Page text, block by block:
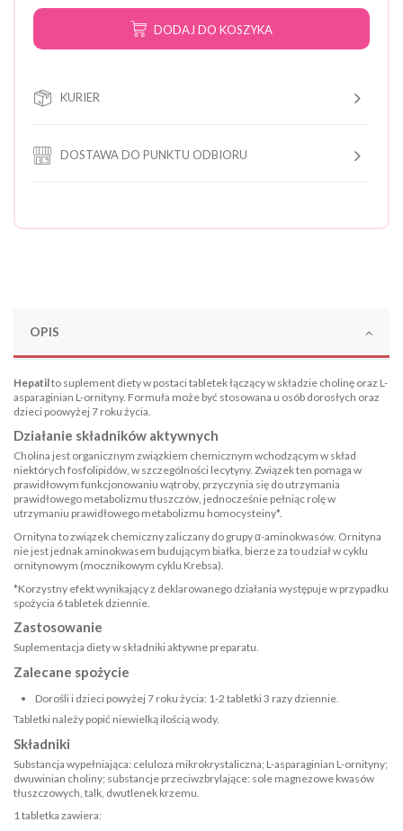
DODAJ DO KOSZYKA
KURIER
DOSTAWA DO PUNKTU ODBIORU
OPIS
Hepatilto suplement diety w postaci tabletek łączący w składzie cholinę oraz L-
asparaginian L-ornityny. Formuła może być stosowana u osób dorosłych oraz
dzieci poowyżej 7 roku życia.
Działanie składników aktywnych
Cholina jest organicznym związkiem chemicznym wchodzącym w skład
niektórych fosfolipidów, w szczególności lecytyny. Związek ten pomaga w
prawidłowym funkcjonowaniu wątroby, przyczynia się do utrzymania
prawidłowego metabolizmu tłuszczów, jednocześnie pełniąc rolę w
utrzymaniu prawidłowego metabolizmu homocysteiny*.
Ornityna to związek chemiczny zaliczany do grupy α-aminokwasów. Ornityna
nie jest jednak aminokwasem budującym białka, bierze za to udział w cyklu
ornitynowym (mocznikowym cyklu Krebsa).
*Korzystny efekt wynikający z deklarowanego działania występuje w przypadku
spożycia 6 tabletek dziennie.
Zastosowanie
Suplementacja diety w składniki aktywne preparatu.
Zalecane spożycie
Dorośli i dzieci powyżej 7 roku życia: 1-2 tabletki 3 razy dziennie.
Tabletki należy popić niewielką ilością wody.
Składniki
Substancja wypełniająca: celuloza mikrokrystaliczna; L-asparaginian L-ornityny;
dwuwinian choliny; substancje przeciwzbrylające: sole magnezowe kwasów
tłuszczowych, talk, dwutlenek krzemu.
1 tabletka zawiera: